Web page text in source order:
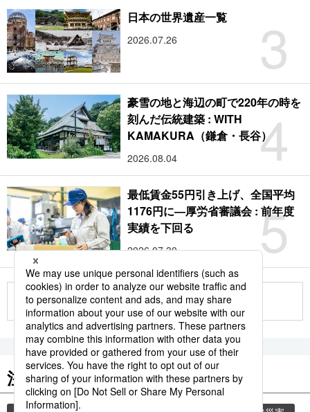
3
日本の世界遺産一覧
2026.07.26
4
豪雪の地と海辺の町で220年の時を
刻んだ伝統建築 : WITH
KAMAKURA（鎌倉・長谷）
2026.08.04
5
最低賃金55円引き上げ、全国平均
1176円に―厚労省審議会 : 前年度
実績を下回る
2026.07.30
もっと見る
注目のキーワード